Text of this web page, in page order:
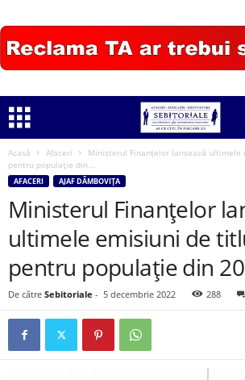
Acasă Afaceri
Ministerul Finanțelor lansează
pentru populație din...
AFACERI AJAF DÂMBOVIȚA
Ministerul Finanțelor
ultimele emisiuni de
pentru populație din
De către Sebitoriale - 5 decembrie 2022 288